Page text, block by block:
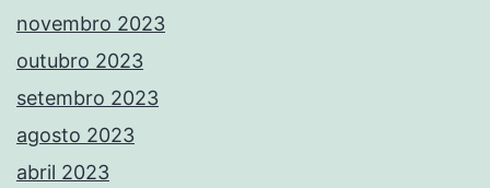
novembro 2023
outubro 2023
setembro 2023
agosto 2023
abril 2023